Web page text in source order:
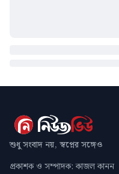
শুধু সংবাদ নয়, স্বপ্নের সঙ্গেও
প্রকাশক ও সম্পাদক: কাজল কানন